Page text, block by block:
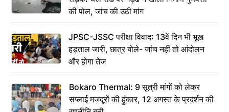
की पोल, जांच की उठी मांग
JPSC-JSSC परीक्षा विवाद: 13वें दिन भी भूख
हड़ताल जारी, छात्र बोले- जांच नहीं तो आंदोलन
और होगा तेज
Bokaro Thermal: 9 सूत्री मांगों को लेकर
सप्लाई मजदूरों की हुंकार, 12 अगस्त के प्रदर्शन की